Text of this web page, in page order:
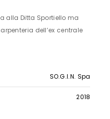
alla Ditta Sportiello ma
dell’ex centrale
SO.G.I.N. Spa
2018